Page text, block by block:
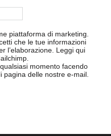
piattaforma di marketing.
che le tue informazioni
l’elaborazione. Leggi qui
momento facendo
pagina delle nostre e-mail.